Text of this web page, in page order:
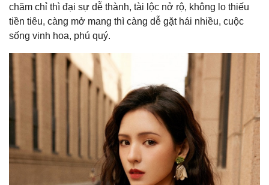
chăm chỉ thì đại sự dễ thành, tài lộc nở rộ, không lo thiếu
tiền tiêu, càng mở mang thì càng dễ gặt hái nhiều, cuộc
sống vinh hoa, phú quý.